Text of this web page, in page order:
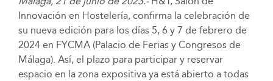
Innovación en Hostelería, confirma la celebración de
su nueva edición para los días 5, 6 y 7 de febrero de
2024 en FYCMA (Palacio de Ferias y Congresos de
Málaga). Así, el plazo para participar y reservar
espacio en la zona expositiva ya está abierto a todas